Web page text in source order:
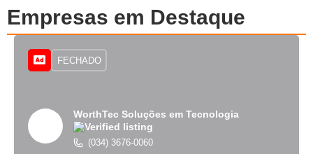
Empresas em Destaque
WorthTec Soluções em Tecnologia
(034) 3676-0060
FECHADO